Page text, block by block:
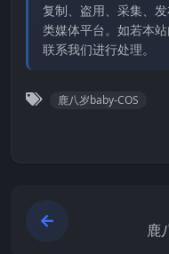
复制、盗用、采集、
类媒体平台。如若本
联系我们进行处理。
鹿八岁baby-COS
鹿